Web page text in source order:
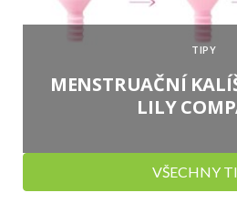
TIPY
MENSTRUAČNÍ
LILY
VŠECHNY